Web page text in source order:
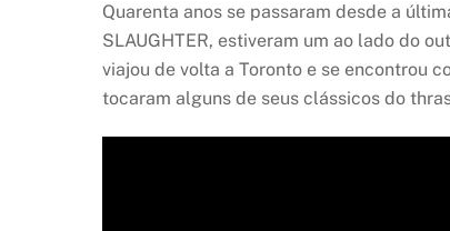
Quarenta anos se passaram desde a
SLAUGHTER, estiveram um ao lado do
viajou de volta a Toronto e se encontrou
tocaram alguns de seus clássicos do